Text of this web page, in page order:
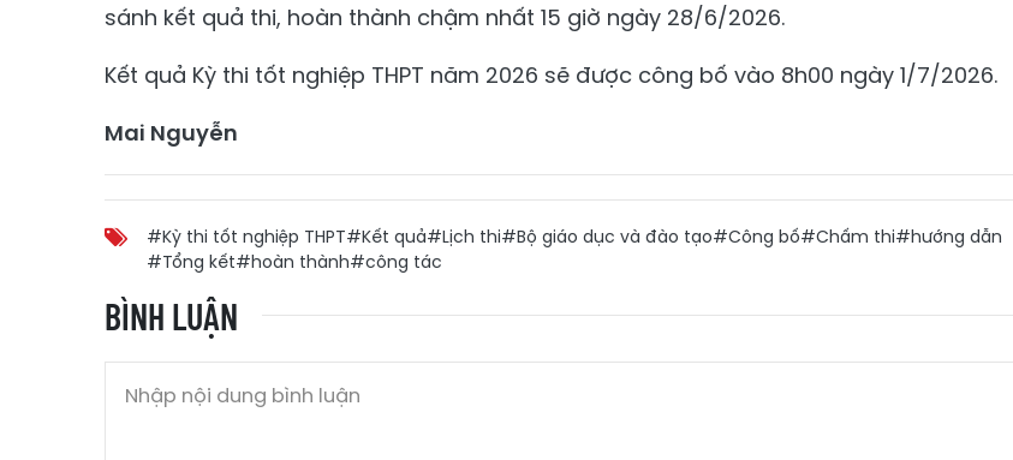
sánh kết quả thi, hoàn thành chậm nhất 15 giờ ngày 28/6/2026.
Kết quả Kỳ thi tốt nghiệp THPT năm 2026 sẽ được công bố vào 8h00 ngày 1/7/2026.
Mai Nguyễn
#Kỳ thi tốt nghiệp THPT#Kết quả#Lịch thi#Bộ giáo dục và đào tạo#Công bố#Chấm thi#hướng dẫn
#Tổng kết#hoàn thành#công tác
BÌNH LUẬN